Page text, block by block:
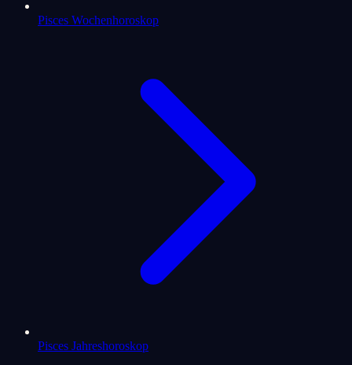
Pisces Wochenhoroskop
Pisces Jahreshoroskop